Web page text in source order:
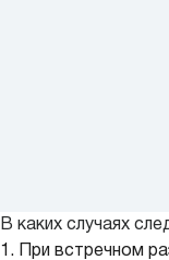
В каких случаях
1. При встречном